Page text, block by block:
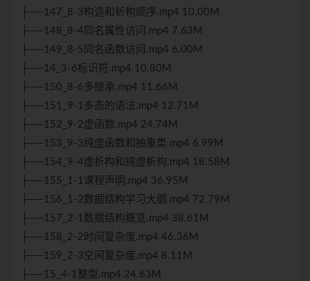
├──147_8-3构造和析构顺序.mp4 10.00M
├──148_8-4同名属性访问.mp4 7.63M
├──149_8-5同名函数访问.mp4 6.00M
├──14_3-6标识符.mp4 10.80M
├──150_8-6多继承.mp4 11.66M
├──151_9-1多态的语法.mp4 12.71M
├──152_9-2虚函数.mp4 24.74M
├──153_9-3纯虚函数和抽象类.mp4 6.99M
├──154_9-4虚析构和纯虚析构.mp4 18.58M
├──155_1-1课程声明.mp4 36.95M
├──156_1-2数据结构学习大纲.mp4 72.79M
├──157_2-1数据结构概览.mp4 38.61M
├──158_2-2时间复杂度.mp4 46.36M
├──159_2-3空间复杂度.mp4 8.11M
├──15_4-1整型.mp4 24.63M